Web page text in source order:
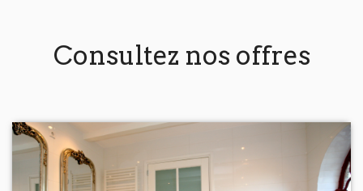
Consultez nos offres